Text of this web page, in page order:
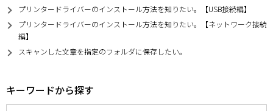
プリンタードライバーのインストール方法を知りたい。【USB接続編】
プリンタードライバーのインストール方法を知りたい。【ネットワーク接続
編】
スキャンした文章を指定のフォルダに保存したい。
キーワードから探す